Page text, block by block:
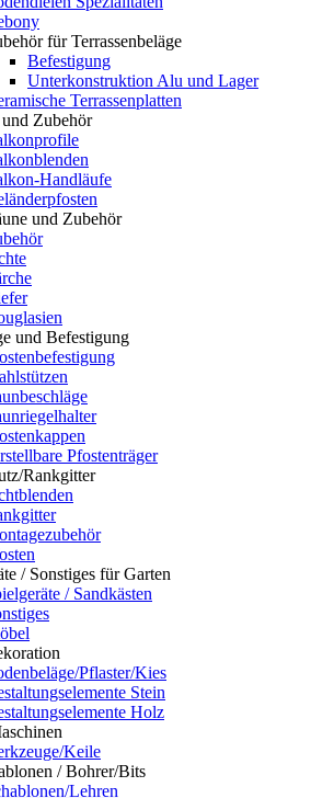
für Terrassenbeläge
Befestigung
Unterkonstruktion Alu und Lager
Terrassenplatten
Zubehör
Handläufe
und Zubehör
und Befestigung
Pfostenträger
Rankgitter
/ Sonstiges für Garten
/ Sandkästen
Pflaster/Kies
Stein
Holz
Keile
/ Bohrer/Bits
Lehren